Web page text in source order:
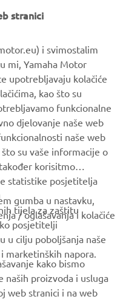
stranici
i svimostalim
mi, Yamaha Motor
upotrebljavaju kolačiće
kao što su
funkcionalne
djelovanje naše web
naše web
su vaše informacije o
korisitmo
statistike posjetitelja
tijela za zaštitu
posjetitelji
u cilju poboljšanja naše
marketinških napora.
gumba u nastavku,
/ oglašavanja i kolačiće
kako bismo
naših proizvoda i usluga
web stranici i na web